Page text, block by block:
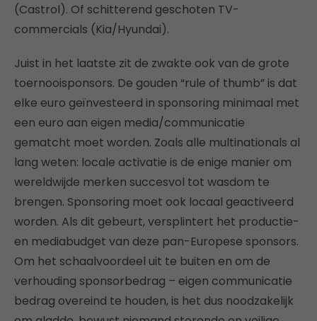
(Castrol). Of schitterend geschoten TV-
commercials (Kia/Hyundai).
Juist in het laatste zit de zwakte ook van de grote
toernooisponsors. De gouden “rule of thumb” is dat
elke euro geïnvesteerd in sponsoring minimaal met
een euro aan eigen media/communicatie
gematcht moet worden. Zoals alle multinationals al
lang weten: locale activatie is de enige manier om
wereldwijde merken succesvol tot wasdom te
brengen. Sponsoring moet ook locaal geactiveerd
worden. Als dit gebeurt, versplintert het productie-
en mediabudget van deze pan-Europese sponsors.
Om het schaalvoordeel uit te buiten en om de
verhouding sponsorbedrag – eigen communicatie
bedrag overeind te houden, is het dus noodzakelijk